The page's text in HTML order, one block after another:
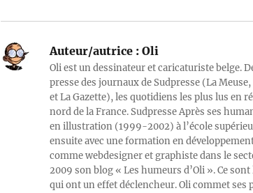
Auteur/autrice :Oli
Oli est un dessinateur et caricaturiste belge.
presse des journaux de Sudpresse (La
et La Gazette), les quotidiens les plus lus en
nord de la France. Sudpresse Après ses
en illustration (1999-2002) à l’école
ensuite avec une formation en
comme webdesigner et graphiste dans le
2009 son blog « Les humeurs d’Oli ». Ce
qui ont un effet déclencheur. Oli commet ses